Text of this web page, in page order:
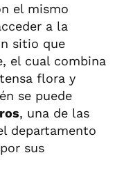
el mismo
a la
sitio que
el cual combina
flora y
se puede
, una de las
departamento
sus